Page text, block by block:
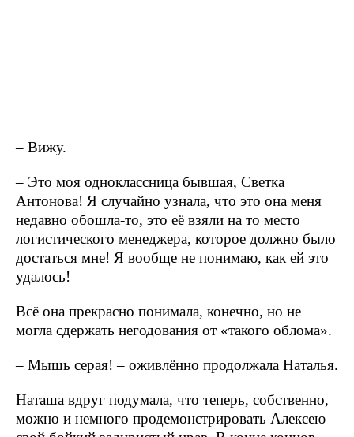
– Вижу.
– Это моя одноклассница бывшая, Светка
Антонова! Я случайно узнала, что это она меня
недавно обошла-то, это её взяли на то место
логистического менеджера, которое должно было
достаться мне! Я вообще не понимаю, как ей это
удалось!
Всё она прекрасно понимала, конечно, но не
могла сдержать негодования от «такого облома».
– Мышь серая! – оживлённо продолжала Наталья.
Наташа вдруг подумала, что теперь, собственно,
можно и немного продемонстрировать Алексею